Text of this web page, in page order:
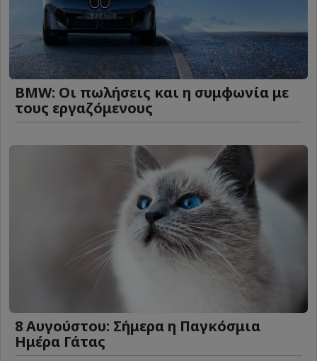
BMW: Οι πωλήσεις και η συμφωνία με
τους εργαζόμενους
8 Αυγούστου: Σήμερα η Παγκόσμια
Ημέρα Γάτας